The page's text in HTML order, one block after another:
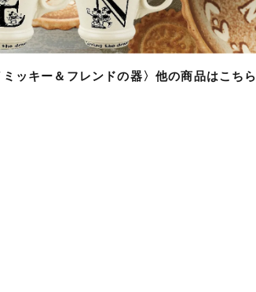
ッキー＆フレンドの器〉他の商品はこちら